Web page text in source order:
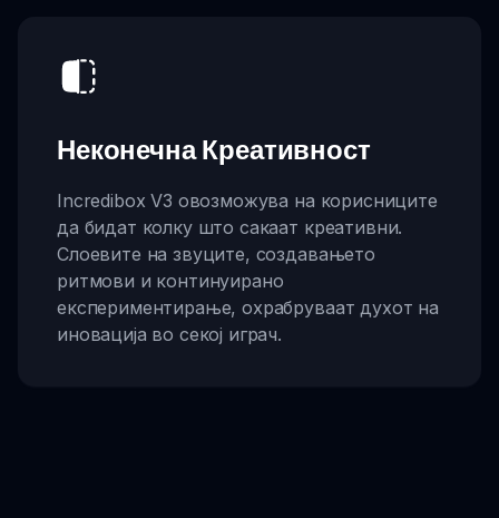
Неконечна Креативност
Incredibox V3 овозможува на корисниците
да бидат колку што сакаат креативни.
Слоевите на звуците, создавањето
ритмови и континуирано
експериментирање, охрабруваат духот на
иновација во секој играч.